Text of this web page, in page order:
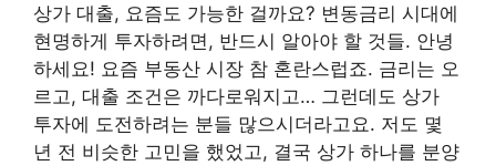
상가 대출, 요즘도 가능한 걸까요? 변동금리 시대에
현명하게 투자하려면, 반드시 알아야 할 것들. 안녕
하세요! 요즘 부동산 시장 참 혼란스럽죠. 금리는 오
르고, 대출 조건은 까다로워지고… 그런데도 상가
투자에 도전하려는 분들 많으시더라고요. 저도 몇
년 전 비슷한 고민을 했었고, 결국 상가 하나를 분양